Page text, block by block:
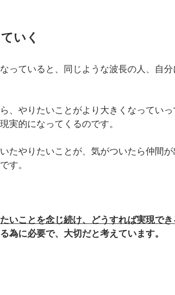
いく
っていると、同じような波長の人、自
、やりたいことがより大きくなってい
実的になってくるのです。
たやりたいことが、気がついたら仲間
す。
いことを念じ続け、どうすれば実現で
為に必要で、大切だと考えています。